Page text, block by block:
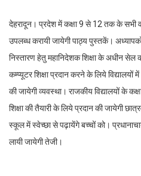
देहरादून। प्रदेश में कक्षा 9 से 12 तक के सभी
उपलब्ध करायी जायेगी पाठ्य पुस्तकें।
निस्तारण हेतु महानिदेशक शिक्षा के अधीन सेल
कम्प्यूटर शिक्षा प्रदान करने के लिये
की जायेगी व्यवस्था। राजकीय विद्यालयों के
शिक्षा की तैयारी के लिये प्रदान की जायेगी
स्कूल में स्वेच्छा से पढ़ायेंगे बच्चों को।
लायी जायेगी तेजी।